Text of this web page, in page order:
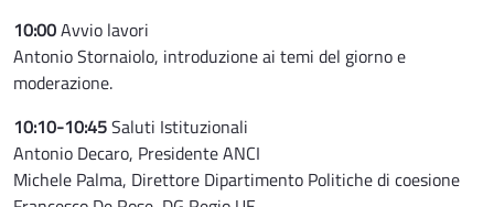
10:00Avvio lavori
Antonio Stornaiolo, introduzione ai temi del giorno e
moderazione.
10:10-10:45Saluti Istituzionali
Antonio Decaro, Presidente ANCI
Michele Palma, Direttore Dipartimento Politiche di coesione